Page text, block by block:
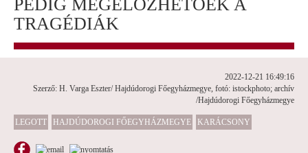
PEDIG MEGELŐZHETŐEK A
TRAGÉDIÁK
2022-12-21 16:49:16
Szerző: H. Varga Eszter/ Hajdúdorogi Főegyházmegye, fotó: istockphoto; archív
/Hajdúdorogi Főegyházmegye
LEGOTT HAJDÚDOROGI FŐEGYHÁZMEGYE KARÁCSONY